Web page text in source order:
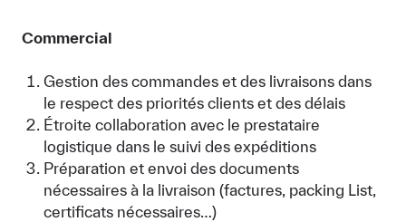
Commercial
Gestion des commandes et des livraisons dans
le respect des priorités clients et des délais
Étroite collaboration avec le prestataire
logistique dans le suivi des expéditions
Préparation et envoi des documents
nécessaires à la livraison (factures, packing List,
certificats nécessaires…)